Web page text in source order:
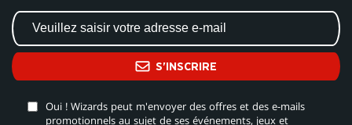
S'INSCRIRE
Oui ! Wizards peut m'envoyer des offres et des e-mails
promotionnels au sujet de ses événements, jeux et